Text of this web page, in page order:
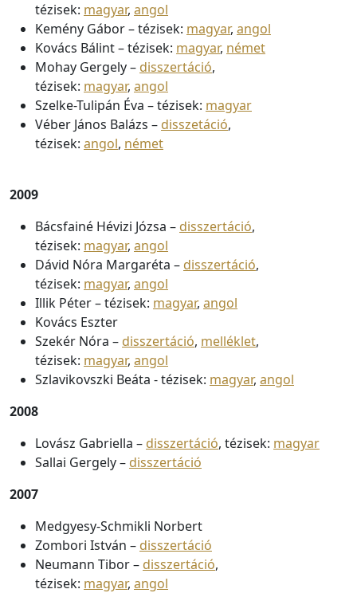
tézisek: magyar, angol
Kemény Gábor – tézisek: magyar, angol
Kovács Bálint – tézisek: magyar, német
Mohay Gergely – disszertáció,
tézisek: magyar, angol
Szelke-Tulipán Éva – tézisek: magyar
Véber János Balázs – disszetáció,
tézisek: angol, német
2009
Bácsfainé Hévizi Józsa – disszertáció,
tézisek: magyar, angol
Dávid Nóra Margaréta – disszertáció,
tézisek: magyar, angol
Illik Péter – tézisek: magyar, angol
Kovács Eszter
Szekér Nóra – disszertáció, melléklet,
tézisek: magyar, angol
Szlavikovszki Beáta - tézisek: magyar, angol
2008
Lovász Gabriella – disszertáció, tézisek: magyar
Sallai Gergely – disszertáció
2007
Medgyesy-Schmikli Norbert
Zombori István – disszertáció
Neumann Tibor – disszertáció,
tézisek: magyar, angol